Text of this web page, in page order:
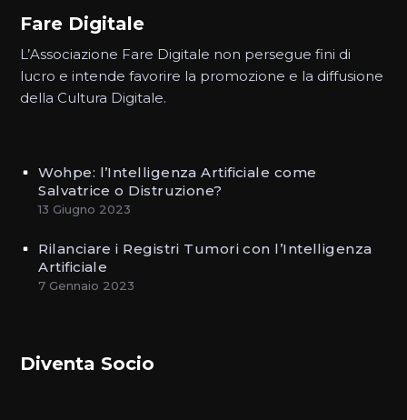
Fare Digitale
L’Associazione Fare Digitale non persegue fini di
lucro e intende favorire la promozione e la diffusione
della Cultura Digitale.
Wohpe: l’Intelligenza Artificiale come
Salvatrice o Distruzione?
13 Giugno 2023
Rilanciare i Registri Tumori con l’Intelligenza
Artificiale
7 Gennaio 2023
Diventa Socio